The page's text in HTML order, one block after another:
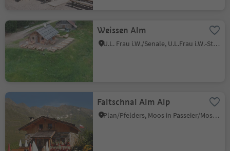
Weissen Alm
U.L. Frau i.W./Senale, U.L.Frau i.W.-St. Felix/Senale-S.Felice, Meran/Merano and environs
Faltschnal Alm Alp
Plan/Pfelders, Moos in Passeier/Moso in Passiria, Meran/Merano and environs